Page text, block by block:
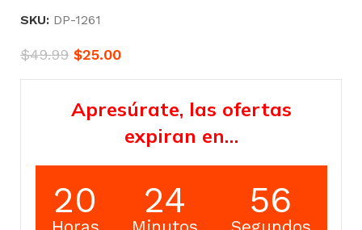
SKU: DP-1261
$49.99 $25.00
Apresúrate, las ofertas
expiran en…
20 24 55